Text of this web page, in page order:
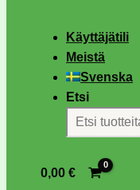
Käyttäjätili
Meistä
Svenska
Etsi
0,00€